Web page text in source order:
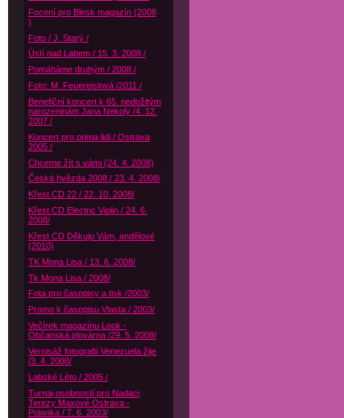
Focení pro Blesk magazín (2008
)
Foto / J. Starý /
Ústí nad Labem / 15. 3. 2008 /
Pomáháme druhým / 2008 /
Foto: M. Feuereislová /2011 /
Benefiční koncert k 65. nedožitým
narozeninám Jana Nekoly /4. 12.
2007 /
Koncert pro prima lidi / Ostrava
2005 /
Chceme žít s vámi (24. 4. 2008)
Česká hvězda 2008 / 23. 4. 2008/
Křest CD 22 / 22. 10. 2008/
Křest CD Electric Violin / 24. 6.
2008/
Křest CD Děkuju Vám, andělové
(2010)
TK Mona Lisa / 13. 6. 2008/
Tk Mona Lisa / 2008/
Fota pro časopisy a tisk /2003/
Promo k časopisu Vlasta / 2003/
Večírek magazínu Look -
Občanská plovárna /29. 5. 2008/
Vernisáž fotografií Venezuela žije
/3. 4. 2008/
Labské Léto / 2005 /
Turnaj osobností pro Nadaci
Terezy Maxové Ostrava -
Polanka / 7. 6. 2003/